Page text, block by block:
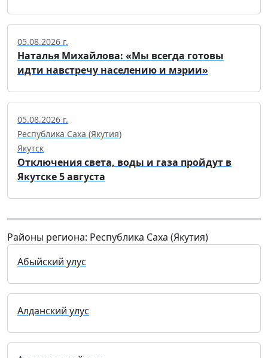
05.08.2026 г.
Наталья Михайлова: «Мы всегда готовы
идти навстречу населению и мэрии»
05.08.2026 г.
Республика Саха (Якутия)
Якутск
Отключения света, воды и газа пройдут в
Якутске 5 августа
Районы региона: Республика Саха (Якутия)
Абыйский улус
Алданский улус